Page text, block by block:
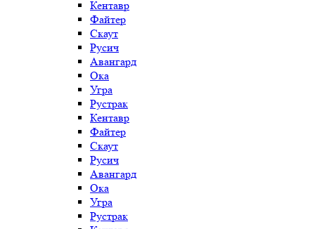
Кентавр
Файтер
Скаут
Русич
Авангард
Ока
Угра
Рустрак
Кентавр
Файтер
Скаут
Русич
Авангард
Ока
Угра
Рустрак